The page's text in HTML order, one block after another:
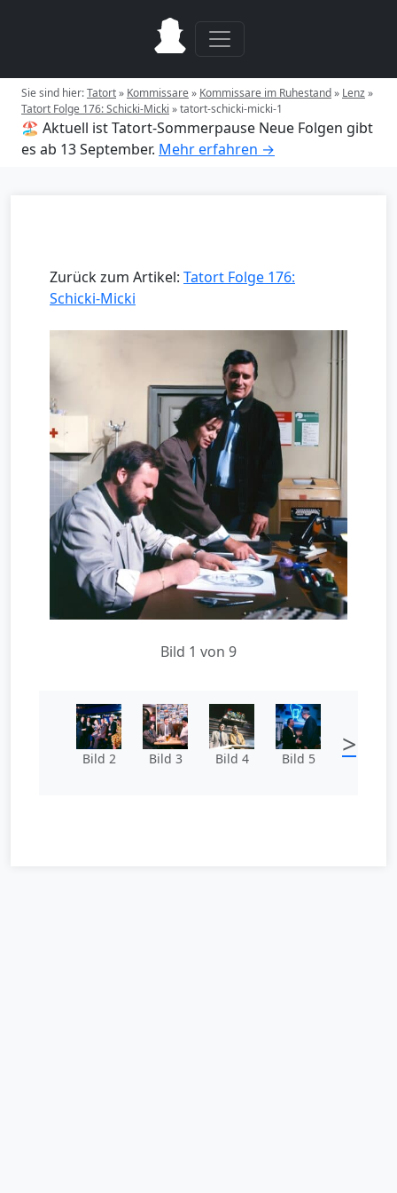
Sie sind hier:Tatort» Kommissare» Kommissare im Ruhestand» Lenz»
Tatort Folge 176: Schicki-Micki »tatort-schicki-micki-1
🏖️ Aktuell ist Tatort-Sommerpause Neue Folgen gibt
es ab 13 September. Mehr erfahren →
Zurück zum Artikel: Tatort Folge 176:
Schicki-Micki
Bild 1 von 9
Bild 2 Bild 3 Bild 4 Bild 5 >